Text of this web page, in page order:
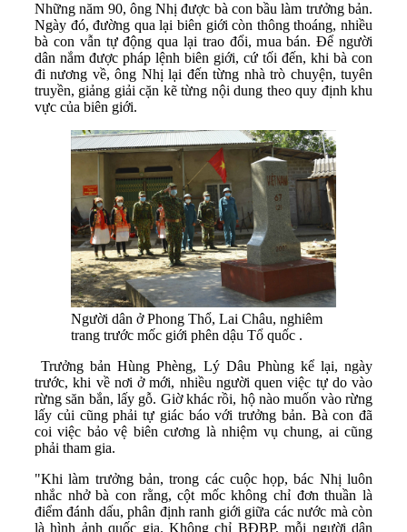
Những năm 90, ông Nhị được bà con bầu làm trưởng bản.
Ngày đó, đường qua lại biên giới còn thông thoáng, nhiều
bà con vẫn tự động qua lại trao đổi, mua bán. Để người
dân nắm được pháp lệnh biên giới, cứ tối đến, khi bà con
đi nương về, ông Nhị lại đến từng nhà trò chuyện, tuyên
truyền, giảng giải cặn kẽ từng nội dung theo quy định khu
vực của biên giới.
Người dân ở Phong Thổ, Lai Châu, nghiêm
trang trước mốc giới phên dậu Tổ quốc .
Trưởng bản Hùng Phèng, Lý Dâu Phùng kể lại, ngày
trước, khi về nơi ở mới, nhiều người quen việc tự do vào
rừng săn bắn, lấy gỗ. Giờ khác rồi, hộ nào muốn vào rừng
lấy củi cũng phải tự giác báo với trưởng bản. Bà con đã
coi việc bảo vệ biên cương là nhiệm vụ chung, ai cũng
phải tham gia.
"Khi làm trưởng bản, trong các cuộc họp, bác Nhị luôn
nhắc nhở bà con rằng, cột mốc không chỉ đơn thuần là
điểm đánh dấu, phân định ranh giới giữa các nước mà còn
là hình ảnh quốc gia. Không chỉ BĐBP, mỗi người dân